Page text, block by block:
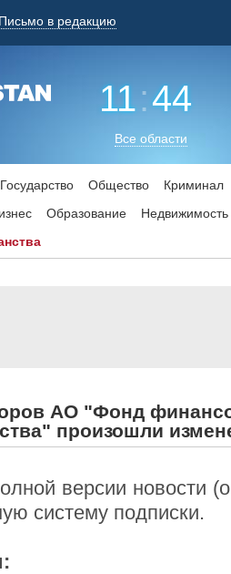
в редакцию
11:44
Все области
Государство Общество
Криминал
Образование
Недвижимость
АО "Фонд
произошли
версии новости
систему подписки.